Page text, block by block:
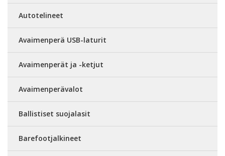
Autotelineet
Avaimenperä USB-laturit
Avaimenperät ja -ketjut
Avaimenperävalot
Ballistiset suojalasit
Barefootjalkineet